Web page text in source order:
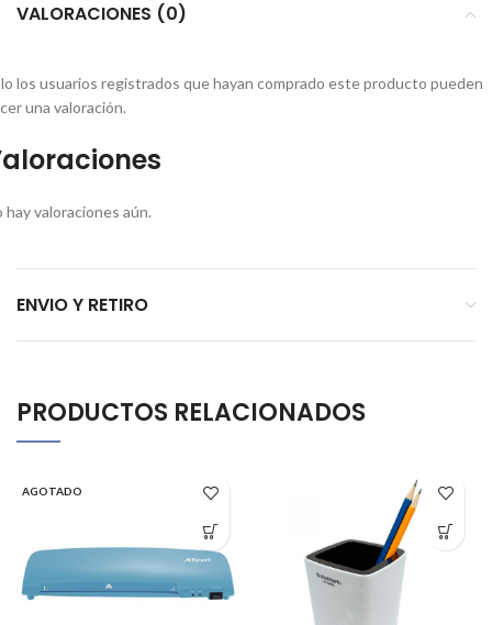
VALORACIONES (0)
hay valoraciones aún.
los usuarios registrados que hayan comprado este producto pueden
una valoración.
ENVIO Y RETIRO
PRODUCTOS RELACIONADOS
AGOTADO